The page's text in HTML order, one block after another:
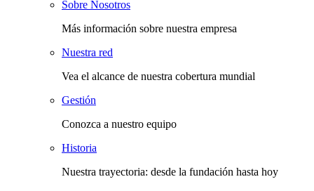
Sobre Nosotros
Más información sobre nuestra empresa
Nuestra red
Vea el alcance de nuestra cobertura mundial
Gestión
Conozca a nuestro equipo
Historia
Nuestra trayectoria: desde la fundación hasta hoy